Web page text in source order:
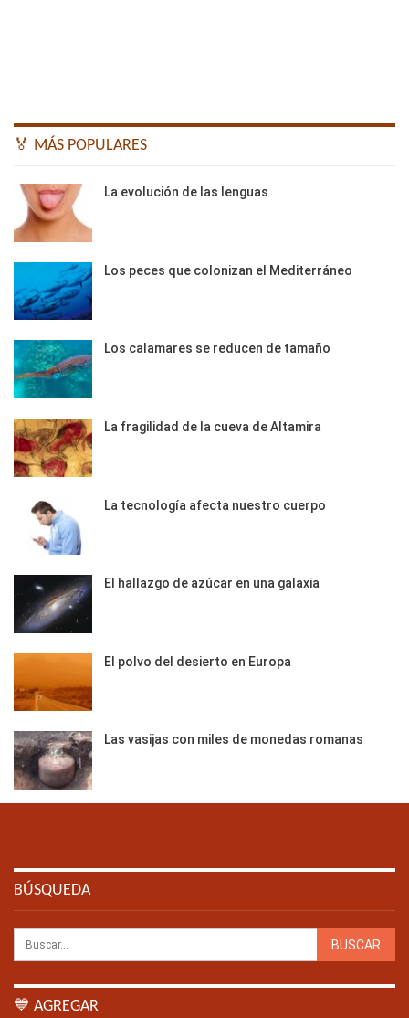
🏅 MÁS POPULARES
La evolución de las lenguas
Los peces que colonizan el Mediterráneo
Los calamares se reducen de tamaño
La fragilidad de la cueva de Altamira
La tecnología afecta nuestro cuerpo
El hallazgo de azúcar en una galaxia
El polvo del desierto en Europa
Las vasijas con miles de monedas romanas
BÚSQUEDA
💙 AGREGAR